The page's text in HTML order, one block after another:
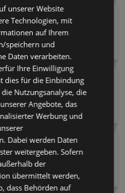
Premium Protection Gr.
Q10 Anti-Falten
LSF15
Brillance Haare Aufheller &
L865 Honigbraun
unserer Website
Technologien, mit
auf Ihrem
speichern und
Daten verarbeiten.
Ihre Einwilligung
dies für die Einbindung
Nutzungsanalyse, die
Angebote, das
Werbung und
Dabei werden Daten
weitergeben. Sofern
der
übermittelt werden,
dass Behörden auf